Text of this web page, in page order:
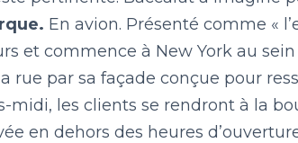
LUNDI
En avion. Présenté comme «
et commence à New York au
rue par sa façade conçue pour
midi, les clients se rendront à la
en dehors des heures